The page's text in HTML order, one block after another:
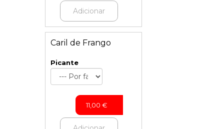
Adicionar
Caril de Frango
Picante
11,00 €